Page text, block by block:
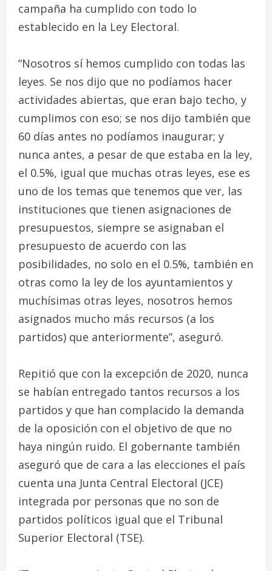
campaña ha cumplido con todo lo
establecido en la Ley Electoral.
“Nosotros sí hemos cumplido con todas las
leyes. Se nos dijo que no podíamos hacer
actividades abiertas, que eran bajo techo, y
cumplimos con eso; se nos dijo también que
60 días antes no podíamos inaugurar; y
nunca antes, a pesar de que estaba en la ley,
el 0.5%, igual que muchas otras leyes, ese es
uno de los temas que tenemos que ver, las
instituciones que tienen asignaciones de
presupuestos, siempre se asignaban el
presupuesto de acuerdo con las
posibilidades, no solo en el 0.5%, también en
otras como la ley de los ayuntamientos y
muchísimas otras leyes, nosotros hemos
asignados mucho más recursos (a los
partidos) que anteriormente”, aseguró.
Repitió que con la excepción de 2020, nunca
se habían entregado tantos recursos a los
partidos y que han complacido la demanda
de la oposición con el objetivo de que no
haya ningún ruido. El gobernante también
aseguró que de cara a las elecciones el país
cuenta una Junta Central Electoral (JCE)
integrada por personas que no son de
partidos políticos igual que el Tribunal
Superior Electoral (TSE).